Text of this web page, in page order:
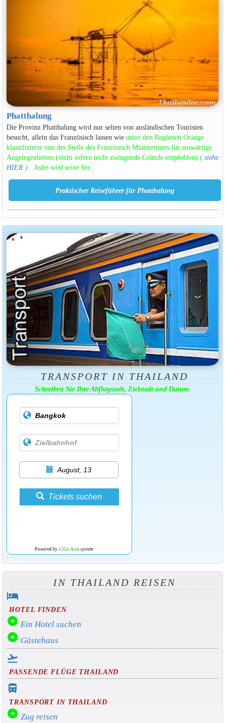
Phatthalung
Die Provinz Phatthalung wird nur selten von ausländischen Touristen
besucht, allein das Französisch lassen wie unter den Regionen Orange
klassifizierte von der Stelle des Französisch Ministeriums für auswärtige
Angelegenheiten (nicht sofern nicht zwingende Gründe empfohlen) (siehe
HIER ) . Jeder wird seine Ver...
TRANSPORT IN THAILAND
Schreiben Sie Ihre Abflugstadt, Zielstadt und Datum.
August, 13
Tickets suchen
Powered by12Go Asia system
IN THAILAND REISEN
hotel
HOTEL FINDEN
arrow_circle_right Ein Hotel suchen
arrow_circle_right Gästehaus
flight_takeoff
PASSENDE FLÜGE THAILAND
directions_bus_filled
TRANSPORT IN THAILAND
arrow_circle_right Zug reisen